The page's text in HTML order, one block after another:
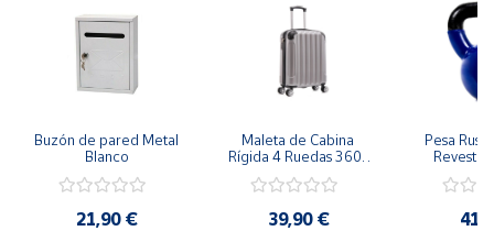
Buzón de pared Metal
Blanco
21,90 €
Maleta de Cabina
Rígida 4 Ruedas 360º
37L
39,90 €
Pesa